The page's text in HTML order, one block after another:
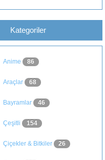
Kategoriler
Anime 86
Araçlar 68
Bayramlar 46
Çeşitli 154
Çiçekler & Bitkiler 26